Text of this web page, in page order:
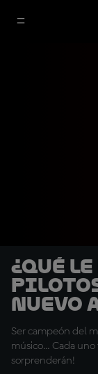
¿Qué
pilotos
nuevo
Ser campeón del
músico... Cada
sorprenderán!